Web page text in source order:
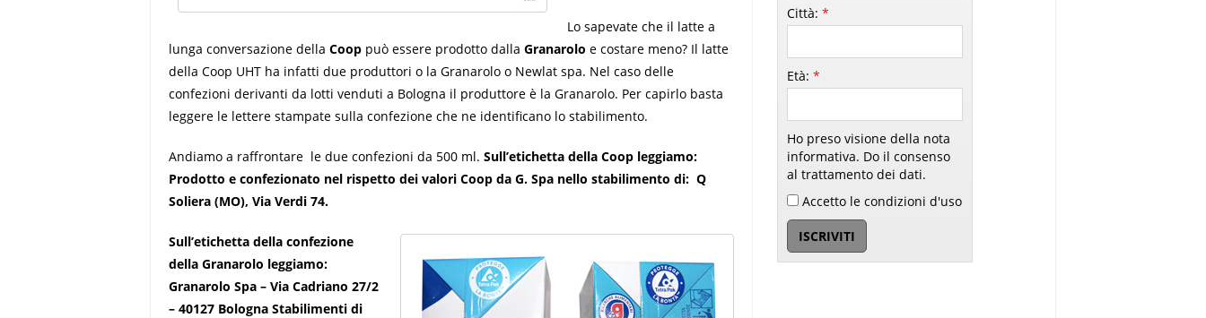
Lo sapevate che il latte a
lunga conversazione dellaCoop può essere prodotto dallaGranarolo e costare meno? Il latte
della Coop UHT ha infatti due produttori o la Granarolo o Newlat spa. Nel caso delle
confezioni derivanti da lotti venduti a Bologna il produttore è la Granarolo. Per capirlo basta
leggere le lettere stampate sulla confezione che ne identificano lo stabilimento.
Andiamo a raffrontare le due confezioni da 500 ml. Sull’etichetta della Coop leggiamo:
Prodotto e confezionato nel rispetto dei valori Coop da G. Spa nello stabilimento di: Q
Soliera (MO), Via Verdi 74.
Sull’etichetta della confezione
della Granarolo leggiamo:
Granarolo Spa – Via Cadriano 27/2
– 40127 Bologna Stabilimenti di
Città: *
Età: *
Ho preso visione della nota
informativa. Do il consenso
al trattamento dei dati.
Accetto le condizioni d'uso